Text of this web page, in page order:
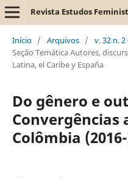
Revista Estudos
Início / Arquivos / v. 32 n.
Seção Temática Autores,
Latina, el Caribe y España
Do gênero e
Convergências
Colômbia